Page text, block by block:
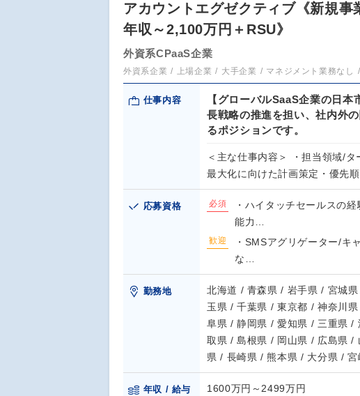
アカウントエグゼクティブ《新規
年収～2,100万円＋RSU》
外資系CPaaS企業
外資系企業 上場企業 大手企業 マネジメント業務なし
仕事内容
【グローバルSaaS企業の日
長戦略の推進を担い、社内外
るポジションです。
＜主な仕事内容＞ ・担当領域/
最大化に向けた計画策定・優先
応募資格 必須
・ハイタッチセールスの
能力…
歓迎
・SMSアグリゲーター/キ
な…
勤務地
北海道 / 青森県 / 岩手県 / 宮城
玉県 / 千葉県 / 東京都 / 神奈川
阜県 / 静岡県 / 愛知県 / 三重県 /
取県 / 島根県 / 岡山県 / 広島県 /
県 / 長崎県 / 熊本県 / 大分県 /
年収 / 給与 1600万円～2499万円